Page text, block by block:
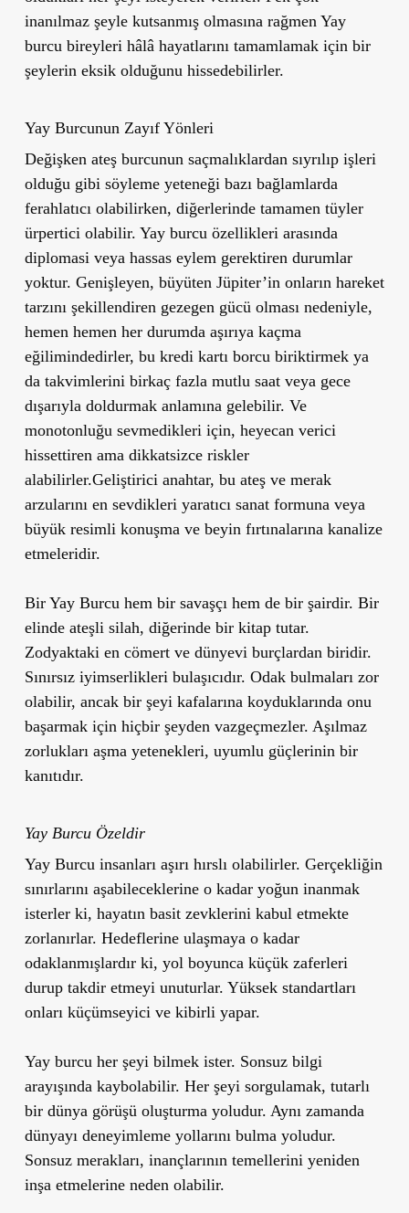
inanılmaz şeyle kutsanmış olmasına rağmen Yay
burcu bireyleri hâlâ hayatlarını tamamlamak için bir
şeylerin eksik olduğunu hissedebilirler.
Yay Burcunun Zayıf Yönleri
Değişken ateş burcunun saçmalıklardan sıyrılıp işleri
olduğu gibi söyleme yeteneği bazı bağlamlarda
ferahlatıcı olabilirken, diğerlerinde tamamen tüyler
ürpertici olabilir. Yay burcu özellikleri arasında
diplomasi veya hassas eylem gerektiren durumlar
yoktur. Genişleyen, büyüten Jüpiter’in onların hareket
tarzını şekillendiren gezegen gücü olması nedeniyle,
hemen hemen her durumda aşırıya kaçma
eğilimindedirler, bu kredi kartı borcu biriktirmek ya
da takvimlerini birkaç fazla mutlu saat veya gece
dışarıyla doldurmak anlamına gelebilir. Ve
monotonluğu sevmedikleri için, heyecan verici
hissettiren ama dikkatsizce riskler
alabilirler.Geliştirici anahtar, bu ateş ve merak
arzularını en sevdikleri yaratıcı sanat formuna veya
büyük resimli konuşma ve beyin fırtınalarına kanalize
etmeleridir.
Bir Yay Burcu hem bir savaşçı hem de bir şairdir. Bir
elinde ateşli silah, diğerinde bir kitap tutar.
Zodyaktaki en cömert ve dünyevi burçlardan biridir.
Sınırsız iyimserlikleri bulaşıcıdır. Odak bulmaları zor
olabilir, ancak bir şeyi kafalarına koyduklarında onu
başarmak için hiçbir şeyden vazgeçmezler. Aşılmaz
zorlukları aşma yetenekleri, uyumlu güçlerinin bir
kanıtıdır.
Yay Burcu Özeldir
Yay Burcu insanları aşırı hırslı olabilirler. Gerçekliğin
sınırlarını aşabileceklerine o kadar yoğun inanmak
isterler ki, hayatın basit zevklerini kabul etmekte
zorlanırlar. Hedeflerine ulaşmaya o kadar
odaklanmışlardır ki, yol boyunca küçük zaferleri
durup takdir etmeyi unuturlar. Yüksek standartları
onları küçümseyici ve kibirli yapar.
Yay burcu her şeyi bilmek ister. Sonsuz bilgi
arayışında kaybolabilir. Her şeyi sorgulamak, tutarlı
bir dünya görüşü oluşturma yoludur. Aynı zamanda
dünyayı deneyimleme yollarını bulma yoludur.
Sonsuz merakları, inançlarının temellerini yeniden
inşa etmelerine neden olabilir.